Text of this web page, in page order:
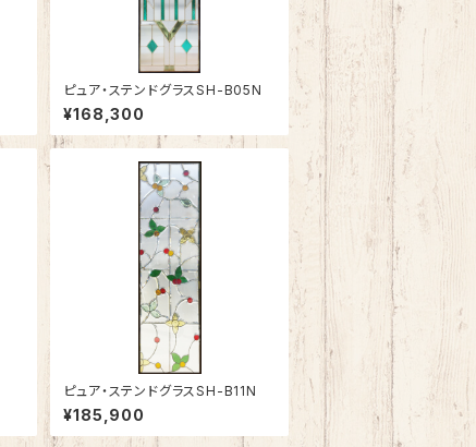
ピュア・ステンドグラスSH-B05N
¥168,300
ピュア・ステンドグラスSH-B11N
¥185,900